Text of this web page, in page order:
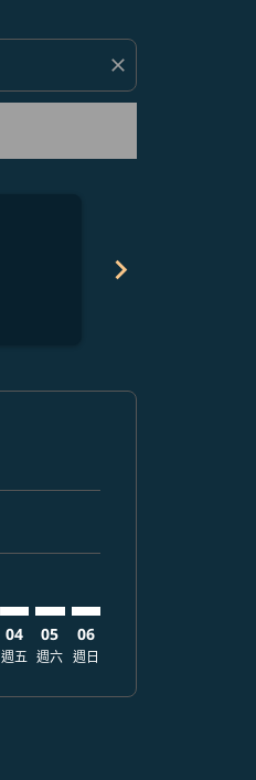
close
chevron_right
價
找票價
查找票價查找票價
disclaimer. 查找票價
disclaimer. 查找票價
offers-disclaimer. 查找票價
04
週五
05
週六
06
週日